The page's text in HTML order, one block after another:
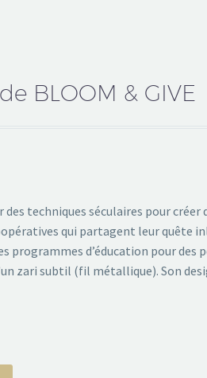
BLOOM & GIVE
des techniques séculaires pour
qui partagent leur quête
programmes d’éducation pour des
zari subtil (fil métallique). Son